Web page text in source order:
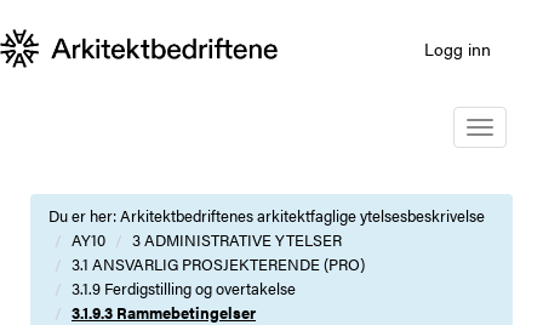
Logg inn
Toggle
Du er her:Arkitektbedriftenes arkitektfaglige ytelsesbeskrivelse
AY10
3 ADMINISTRATIVE YTELSER
3.1 ANSVARLIG PROSJEKTERENDE (PRO)
3.1.9 Ferdigstilling og overtakelse
3.1.9.3 Rammebetingelser